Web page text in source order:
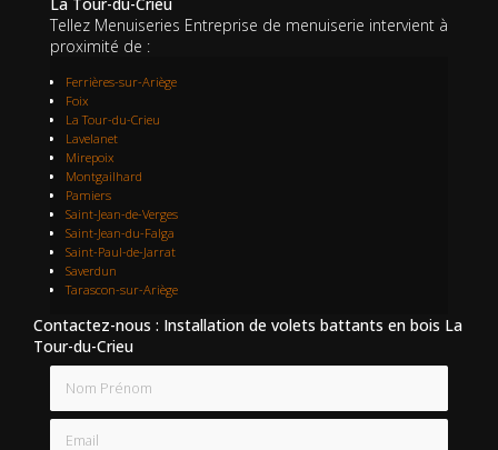
Tellez Menuiseries Entreprise de menuiserie intervient à
proximité de :
Ferrières-sur-Ariège
Foix
La Tour-du-Crieu
Lavelanet
Mirepoix
Montgailhard
Pamiers
Saint-Jean-de-Verges
Saint-Jean-du-Falga
Saint-Paul-de-Jarrat
Saverdun
Tarascon-sur-Ariège
Contactez-nous : Installation de volets battants en bois La
Tour-du-Crieu
Email